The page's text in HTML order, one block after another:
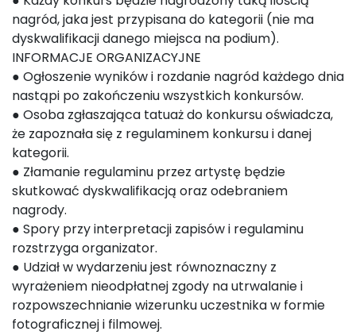
nagród, jaka jest przypisana do kategorii (nie ma
dyskwalifikacji danego miejsca na podium).
INFORMACJE ORGANIZACYJNE
● Ogłoszenie wyników i rozdanie nagród każdego dnia
nastąpi po zakończeniu wszystkich konkursów.
● Osoba zgłaszająca tatuaż do konkursu oświadcza,
że zapoznała się z regulaminem konkursu i danej
kategorii.
● Złamanie regulaminu przez artystę będzie
skutkować dyskwalifikacją oraz odebraniem
nagrody.
● Spory przy interpretacji zapisów i regulaminu
rozstrzyga organizator.
● Udział w wydarzeniu jest równoznaczny z
wyrażeniem nieodpłatnej zgody na utrwalanie i
rozpowszechnianie wizerunku uczestnika w formie
fotograficznej i filmowej.